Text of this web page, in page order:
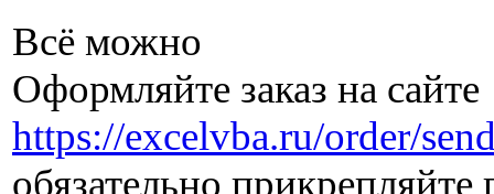
Всё можно
Оформляйте заказ на сайте
https://excelvba.ru/order/
обязательно